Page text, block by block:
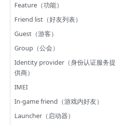
Feature（功能）
Friend list（好友列表）
Guest（游客）
Group（公会）
Identity provider（身份认证服务提
供商）
IMEI
In-game friend（游戏内好友）
Launcher（启动器）